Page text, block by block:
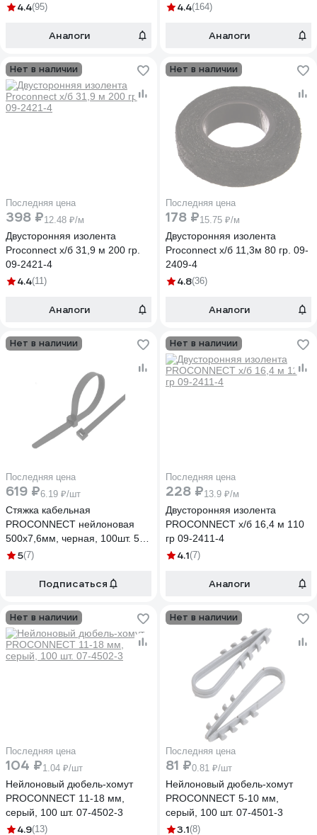
4.4(95)
Аналоги
4.4(164)
Аналоги
Нет в наличии
Последняя цена
398 ₽12.48 ₽/м
Двусторонняя изолента
Proconnect х/б 31,9 м 200 гр.
09-2421-4
4.4(11)
Аналоги
Нет в наличии
Последняя цена
178 ₽15.75 ₽/м
Двусторонняя изолента
Proconnect х/б 11,3м 80 гр. 09-
2409-4
4.8(36)
Аналоги
Нет в наличии
Последняя цена
619 ₽6.19 ₽/шт
Стяжка кабельная
PROCONNECT нейлоновая
500x7,6мм, черная, 100шт. 57-
0503
5(7)
Подписаться
Нет в наличии
Последняя цена
228 ₽13.9 ₽/м
Двусторонняя изолента
PROCONNECT х/б 16,4 м 110
гр 09-2411-4
4.1(7)
Аналоги
Нет в наличии
Последняя цена
104 ₽1.04 ₽/шт
Нейлоновый дюбель-хомут
PROCONNECT 11-18 мм,
серый, 100 шт. 07-4502-3
4.9(13)
Нет в наличии
Последняя цена
81 ₽0.81 ₽/шт
Нейлоновый дюбель-хомут
PROCONNECT 5-10 мм,
серый, 100 шт. 07-4501-3
3.1(8)